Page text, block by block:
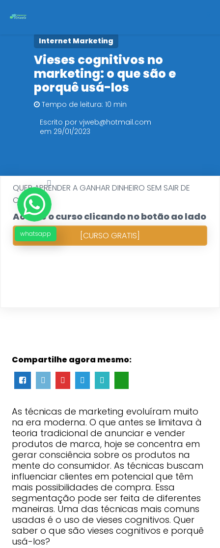
Início
Cursos
Políticas de Privacidade
Internet Marketing
Vieses cognitivos no
marketing: o que são e
porquê usá-los
Tempo de leitura: 10 min
Escrito por vjweb@hotmail.com
em 29/01/2023
QUER APRENDER A GANHAR DINHEIRO SEM SAIR DE
CASA?
Acesse o curso clicando no botão ao lado
[CURSO GRATIS]
Compartilhe agora mesmo:
As técnicas de marketing evoluíram muito
na era moderna. O que antes se limitava à
teoria tradicional de anunciar e vender
produtos de marca, hoje se concentra em
gerar consciência sobre os produtos na
mente do consumidor. As técnicas buscam
influenciar clientes em potencial que têm
mais possibilidades de compra. Essa
segmentação pode ser feita de diferentes
maneiras. Uma das técnicas mais comuns
usadas é o uso de vieses cognitivos. Quer
saber o que são vieses cognitivos e porquê
usá-los?
whatsapp